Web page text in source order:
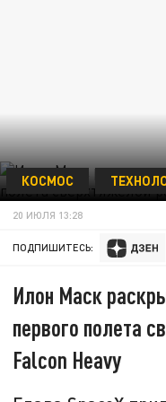
КОСМОС
20 ИЮЛЯ 13:28
ПОДПИШИТЕСЬ:
Илон Маск
первого полета
Falcon Heavy